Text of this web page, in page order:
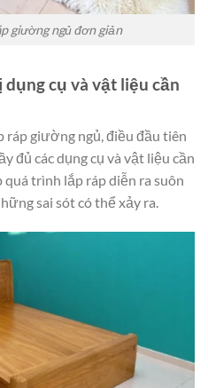
giường ngủ đơn giản
cụ và vật liệu cần
ráp giường ngủ, điều đầu tiên
đủ các dụng cụ và vật liệu cần
trình lắp ráp diễn ra suôn
sai sót có thể xảy ra.